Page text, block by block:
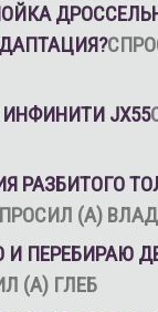
JX55
РАЗБИТОГО
(А)
И ПЕРЕБИРАЮ
(А) ГЛЕБ